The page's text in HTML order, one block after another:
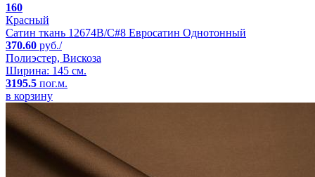
160
Красный
Сатин ткань 12674B/C#8 Евросатин Однотонный
370.60 руб./
Полиэстер, Вискоза
Ширина: 145 см.
3195.5 пог.м.
в корзину